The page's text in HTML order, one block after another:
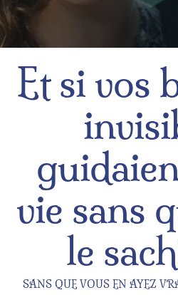
Et si vos
vie sans
le
SANS QUE VOUS EN AYEZ